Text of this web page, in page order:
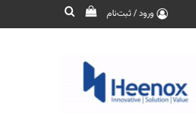
ورود / ثبت‌نام